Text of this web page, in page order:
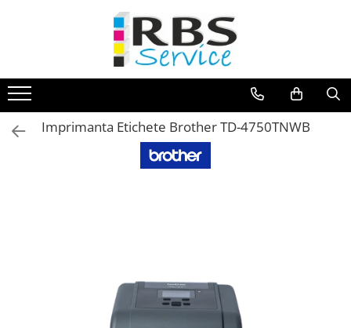
Echipamente de printare
Imprimante
Format mare - plotter
Imprimanta Etichete Brother TD-4750TNWB